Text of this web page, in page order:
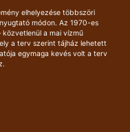
elhelyezése többszöri
módon. Az 1970-es
a mai vízmű
a terv szerint tájház lehetett
egymaga kevés volt a terv